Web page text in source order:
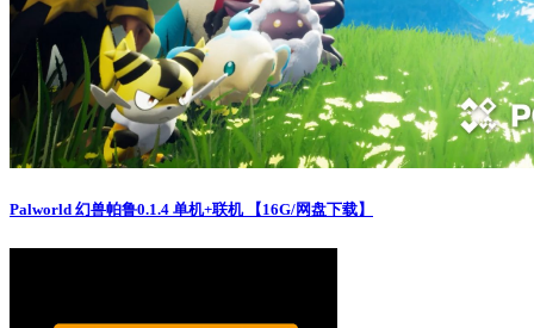
Palworld 幻兽帕鲁0.1.4 单机+联机 【16G/网盘下载】